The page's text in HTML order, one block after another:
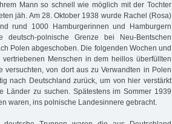
Mann so schnell wie möglich mit der Tochter
jäh. Am 28. Oktober 1938 wurde Rachel (Rosa)
rund 1000 Hamburgerinnen und Hamburgern
polnische Grenze bei Neu-Bentschen
Polen abgeschoben. Die folgenden Wochen und
Menschen in dem heillos überfüllten
versuchten, von dort aus zu Verwandten in Polen
nach Deutschland zurück, um von hier verstärkt
Länder zu suchen. Spätestens im Sommer 1939
waren, ins polnische Landesinnere gebracht.